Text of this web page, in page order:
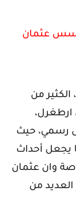
عثمان
من المتوقع ان تحمل الحلقة 131، الكثير من
ارطغرل،
رسمي، حيث
يجعل أحداث
وان عثمان
من